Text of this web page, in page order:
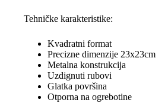
Tehničke karakteristike:
Kvadratni format
Precizne dimenzije 23x23cm
Metalna konstrukcija
Uzdignuti rubovi
Glatka površina
Otporna na ogrebotine